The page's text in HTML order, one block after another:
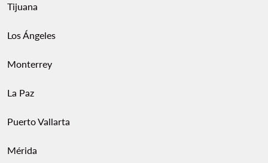
Tijuana
Los Ángeles
Monterrey
La Paz
Puerto Vallarta
Mérida